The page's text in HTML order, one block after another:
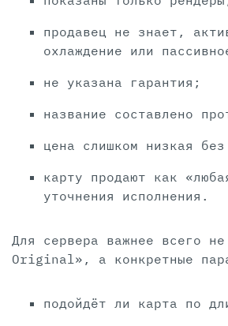
продавец не знает,
охлаждение или
не указана гарантия;
название составлено
цена слишком низкая
карту продают как
уточнения исполнения.
Для сервера важнее всего не
Original», а конкретные
подойдёт ли карта по